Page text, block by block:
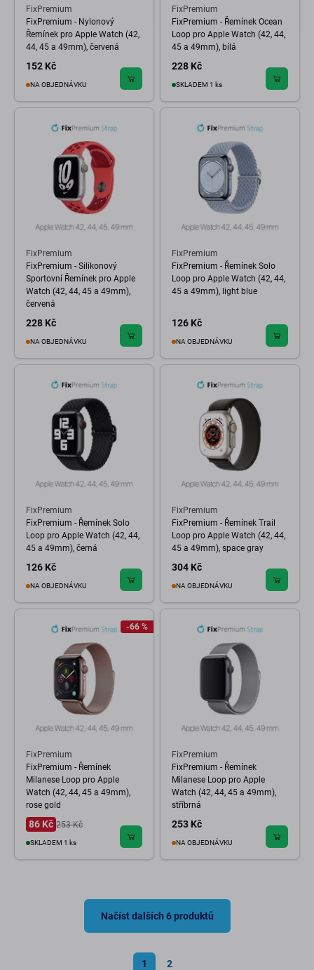
FixPremium
FixPremium - Nylonový
Řemínek pro Apple Watch (42,
44, 45 a 49mm), červená
152 Kč
NA OBJEDNÁVKU
FixPremium
FixPremium - Řemínek Ocean
Loop pro Apple Watch (42, 44,
45 a 49mm), bílá
228 Kč
SKLADEM 1 ks
FixPremium
FixPremium - Silikonový
Sportovní Řemínek pro Apple
Watch (42, 44, 45 a 49mm),
červená
228 Kč
NA OBJEDNÁVKU
FixPremium
FixPremium - Řemínek Solo
Loop pro Apple Watch (42, 44,
45 a 49mm), light blue
126 Kč
NA OBJEDNÁVKU
FixPremium
FixPremium - Řemínek Solo
Loop pro Apple Watch (42, 44,
45 a 49mm), černá
126 Kč
NA OBJEDNÁVKU
FixPremium
FixPremium - Řemínek Trail
Loop pro Apple Watch (42, 44,
45 a 49mm), space gray
304 Kč
NA OBJEDNÁVKU
-66 %
FixPremium
FixPremium - Řemínek
Milanese Loop pro Apple
Watch (42, 44, 45 a 49mm),
rose gold
86 Kč 253 Kč
SKLADEM 1 ks
FixPremium
FixPremium - Řemínek
Milanese Loop pro Apple
Watch (42, 44, 45 a 49mm),
stříbrná
253 Kč
NA OBJEDNÁVKU
Načíst dalších 6 produktů
1 2